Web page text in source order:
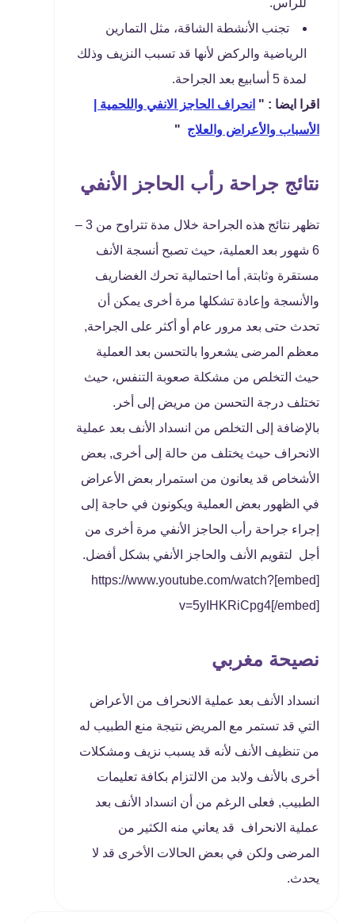
للرأس.
تجنب الأنشطة الشاقة، مثل التمارين
الرياضية والركض لأنها قد تسبب النزيف وذلك
لمدة 5 أسابيع بعد الجراحة.
اقرا ايضا : " انحراف الحاجز الانفي واللحمية |
الأسباب والأعراض والعلاج "
نتائج جراحة رأب الحاجز الأنفي
تظهر نتائج هذه الجراحة خلال مدة تتراوح من 3 –
6 شهور بعد العملية، حيث تصبح أنسجة الأنف
مستقرة وثابتة, أما احتمالية تحرك الغضاريف
والأنسجة وإعادة تشكلها مرة أخرى يمكن أن
تحدث حتى بعد مرور عام أو أكثر على الجراحة,
معظم المرضى يشعروا بالتحسن بعد العملية
حيث التخلص من مشكلة صعوبة التنفس، حيث
تختلف درجة التحسن من مريض إلى أخر.
بالإضافة إلى التخلص من انسداد الأنف بعد عملية
الانحراف حيث يختلف من حالة إلى أخرى, بعض
الأشخاص قد يعانون من استمرار بعض الأعراض
في الظهور بعض العملية ويكونون في حاجة إلى
إجراء جراحة رأب الحاجز الأنفي مرة أخرى من
أجل لتقويم الأنف والحاجز الأنفي بشكل أفضل.
[embed]https://www.youtube.com/watch?
v=5yIHKRiCpg4[/embed]
نصيحة مغربي
انسداد الأنف بعد عملية الانحراف من الأعراض
التي قد تستمر مع المريض نتيجة منع الطبيب له
من تنظيف الأنف لأنه قد يسبب نزيف ومشكلات
أخرى بالأنف ولابد من الالتزام بكافة تعليمات
الطبيب, فعلى الرغم من أن انسداد الأنف بعد
عملية الانحراف قد يعاني منه الكثير من
المرضى ولكن في بعض الحالات الأخرى قد لا
يحدث.